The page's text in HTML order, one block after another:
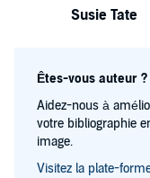
Susie Tate
Êtes-vous auteur ?
Aidez-nous à
votre bibliographie
image.
Visitez la plate-